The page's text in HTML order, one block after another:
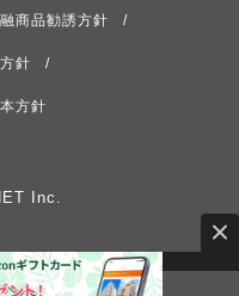
商品勧誘方針
針
方針
Inc.